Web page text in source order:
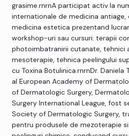
grasime.rnrnA participat activ la
internationale de medicina antiage,
medicina estetica prezentand
workshop-uri sau cursuri: terapii
photoimbatranirii cutanate, tehnici
mesoterapie, tehnica peelingului
cu Toxina Botulinica.rnrnDr.
al European Academy of
of Dermatologic Surgery,
Surgery International League, fost
Society of Dermatologic Surgery,
pentru produsele de mezoterapie